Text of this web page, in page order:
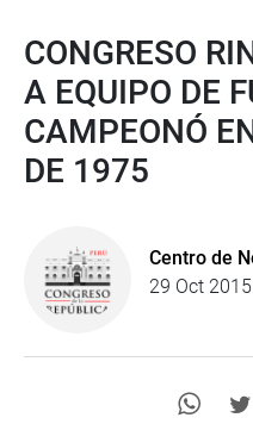
CONGRESO
A EQUIPO DE
CAMPEONÓ
DE 1975
Centro de
29 Oct